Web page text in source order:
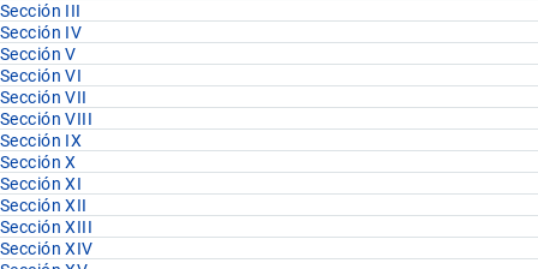
Sección III
Sección IV
Sección V
Sección VI
Sección VII
Sección VIII
Sección IX
Sección X
Sección XI
Sección XII
Sección XIII
Sección XIV